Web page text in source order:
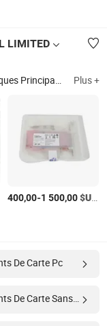
LIMITED
d'un PC Plus +
400,00-1 500,00$US
De Carte Pc
Fabricants De Carte Sans Fil